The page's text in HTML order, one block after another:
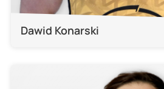
Dawid Konarski